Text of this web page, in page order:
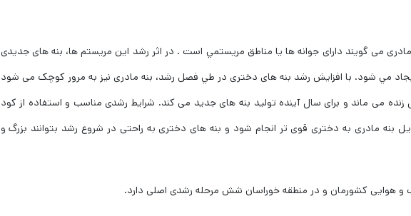
مادری می گویند دارای جوانه ها یا مناطق مریستمي است . در اثر رشد این مریستم ها، بنه های جدیدی
مي شود. با افزایش رشد بنه های دختری در طي فصل رشد، بنه مادری نیز به مرور کوچک می شود
می ماند و برای سال آینده تولید بنه های جدید می کند. شرایط رشدی مناسب و استفاده از کود
مادری به دختری قوی تر انجام شود و بنه های دختری به راحتی در شروع رشد بتوانند بزرگ و
و هوایی کشورمان و در منطقه خوراسان شش مرحله رشدی اصلی دارد.